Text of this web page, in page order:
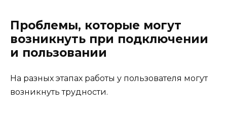
Проблемы, которые могут
возникнуть при подключении
и пользовании
На разных этапах работы у пользователя могут
возникнуть трудности.